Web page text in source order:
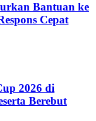
Bantuan ke
Cepat
2026 di
Berebut